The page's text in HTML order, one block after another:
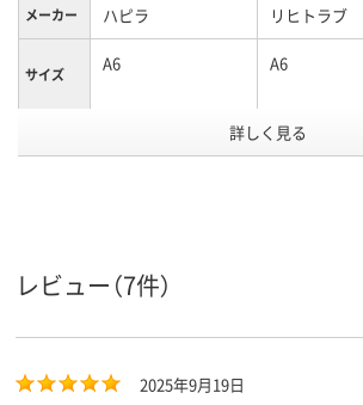
メーカー ハピラ リヒトラブ
サイズ A6 A6
ループ
クリア(透明)系
詳しく見る
レビュー（7件）
2025年9月19日